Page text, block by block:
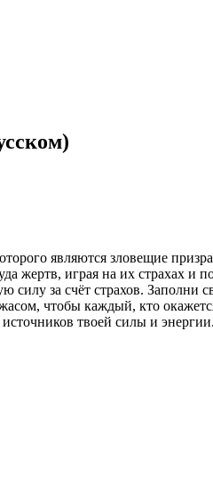
являются зловещие
жертв, играя на их страхах и
силу за счёт страхов.
чтобы каждый, кто
твоей силы и энергии.